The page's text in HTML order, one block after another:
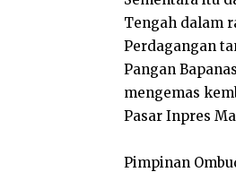
Tengah dalam
Perdagangan
Pangan
mengemas
Pasar Inpres
Pimpinan